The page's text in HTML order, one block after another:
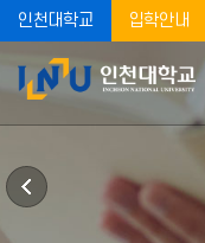
인천대학교 입학안내